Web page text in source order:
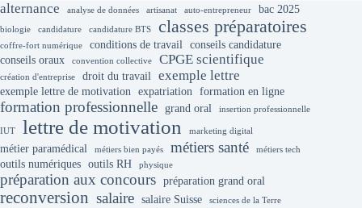
alternance analyse de données artisanat auto-entrepreneur bac 2025
biologie candidature candidature BTS classes préparatoires
coffre-fort numérique conditions de travail conseils candidature
conseils oraux
convention collective CPGE scientifique
création d'entreprise droit du travail exemple lettre
exemple lettre de motivation expatriation formation en ligne
formation professionnelle grand oral insertion professionnelle
IUT lettre de motivation marketing digital
métier paramédical métiers bien payés métiers santé métiers tech
outils numériques outils RH physique
préparation aux concours préparation grand oral
reconversion salaire salaire Suisse sciences de la Terre